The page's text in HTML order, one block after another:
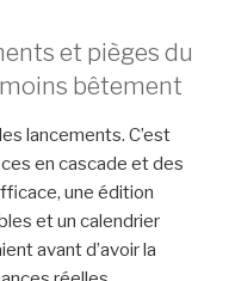
et pièges du
bêtement
lancements. C’est
en cascade et des
une édition
et un calendrier
avant d’avoir la